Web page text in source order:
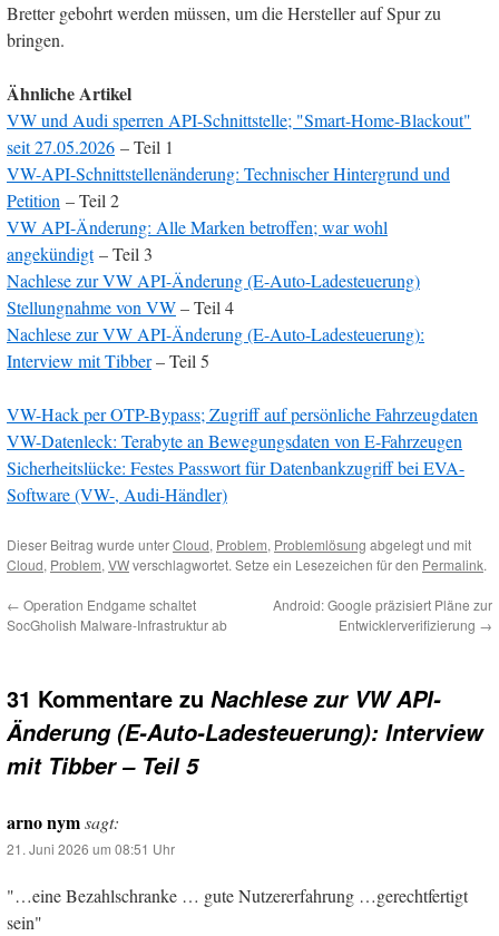
Bretter gebohrt werden müssen, um die Hersteller auf Spur zu
bringen.
Ähnliche Artikel
VW und Audi sperren API-Schnittstelle; "Smart-Home-Blackout"
seit 27.05.2026 – Teil 1
VW-API-Schnittstellenänderung: Technischer Hintergrund und
Petition – Teil 2
VW API-Änderung: Alle Marken betroffen; war wohl
angekündigt– Teil 3
Nachlese zur VW API-Änderung (E-Auto-Ladesteuerung)
Stellungnahme von VW– Teil 4
Nachlese zur VW API-Änderung (E-Auto-Ladesteuerung):
Interview mit Tibber– Teil 5
VW-Hack per OTP-Bypass; Zugriff auf persönliche Fahrzeugdaten
VW-Datenleck: Terabyte an Bewegungsdaten von E-Fahrzeugen
Sicherheitslücke: Festes Passwort für Datenbankzugriff bei EVA-
Software (VW-, Audi-Händler)
Dieser Beitrag wurde unterCloud, Problem, Problemlösung abgelegt und mit
Cloud, Problem, VWverschlagwortet. Setze ein Lesezeichen für den Permalink.
← Operation Endgame schaltet
SocGholish Malware-Infrastruktur ab
Android: Google präzisiert Pläne zur
Entwicklerverifizierung →
31 Kommentare zu Nachlese zur VW API-
Änderung (E-Auto-Ladesteuerung): Interview
mit Tibber – Teil 5
arno nymsagt:
21. Juni 2026 um 08:51 Uhr
"…eine Bezahlschranke … gute Nutzererfahrung …gerechtfertigt
sein"